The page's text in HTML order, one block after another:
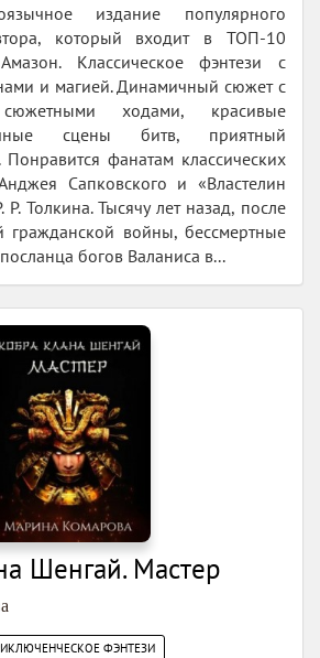
издание популярного
который входит в ТОП-10
Классическое фэнтези с
и магией. Динамичный сюжет с
ходами, красивые
сцены битв, приятный
фанатам классических
Сапковского и «Властелин
Толкина. Тысячу лет назад, после
гражданской войны, бессмертные
богов Валаниса в...
Шенгай. Мастер
ФЭНТЕЗИ